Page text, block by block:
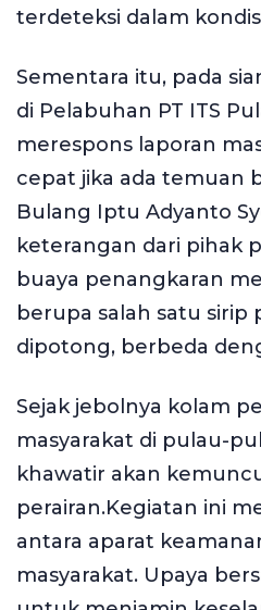
terdeteksi dalam
Sementara itu, pada
di Pelabuhan PT ITS
merespons laporan
cepat jika ada temuan
Bulang Iptu Adyanto
keterangan dari pihak
buaya penangkaran
berupa salah satu sirip
dipotong, berbeda
Sejak jebolnya kolam
masyarakat di pulau-
khawatir akan
perairan.Kegiatan ini
antara aparat
masyarakat. Upaya